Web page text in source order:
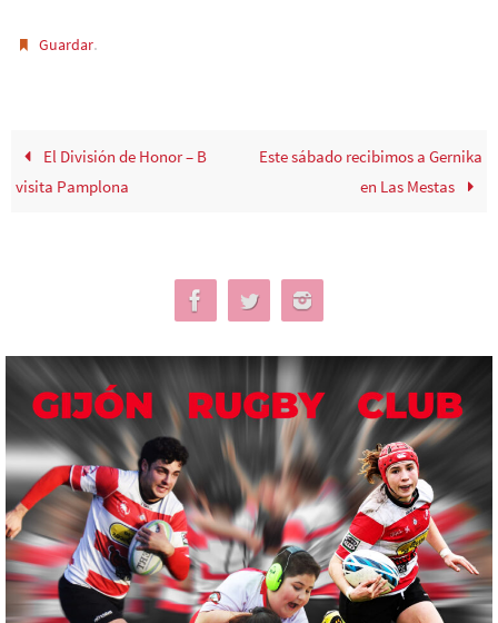
Guardar.
El División de Honor – B
visita Pamplona
Este sábado recibimos a Gernika
en Las Mestas